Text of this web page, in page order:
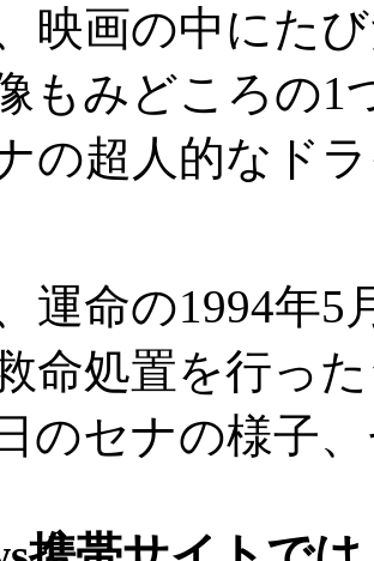
映画の中にた
もみどころの1
の超人的なド
運命の1994年
命処置を行っ
のセナの様子